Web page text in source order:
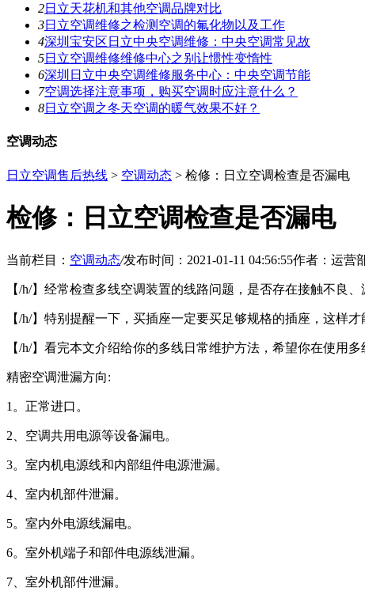
2日立天花机和其他空调品牌对比
3日立空调维修之检测空调的氟化物以及工作
4深圳宝安区日立中央空调维修：中央空调常见故
5日立空调维修维修中心之别让惯性变惰性
6深圳日立中央空调维修服务中心：中央空调节能
7空调选择注意事项，购买空调时应注意什么？
8日立空调之冬天空调的暖气效果不好？
空调动态
日立空调售后热线 > 空调动态 > 检修：日立空调检查是否漏电
检修：日立空调检查是否漏电
当前栏目： 空调动态/发布时间：2021-01-11 04:56:55作者：运营
【/h/】经常检查多线空调装置的线路问题，是否存在接触不良
【/h/】特别提醒一下，买插座一定要买足够规格的插座，这样
【/h/】看完本文介绍给你的多线日常维护方法，希望你在使用
精密空调泄漏方向:
1。正常进口。
2、空调共用电源等设备漏电。
3。室内机电源线和内部组件电源泄漏。
4、室内机部件泄漏。
5。室内外电源线漏电。
6。室外机端子和部件电源线泄漏。
7、室外机部件泄漏。